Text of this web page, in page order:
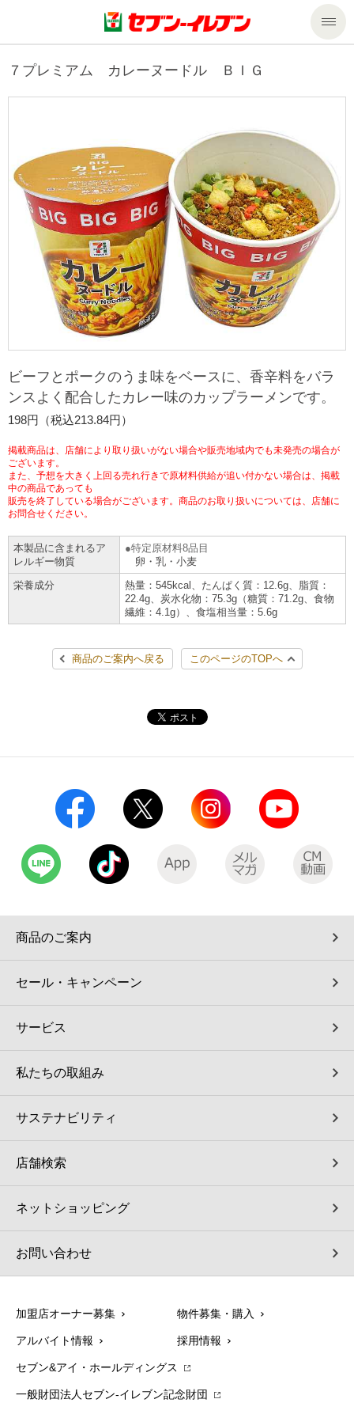
商品のご案内
今週の新商品
来週の新商品
商品カテゴリ一覧
セブンプレミアム
食の安全・安心への取組み
ギフト
プリペイドカード・金券
ニンテンドー・ダウンロードカード
サービス
サービストップ
nanacoトップ
マルチコピー機でできること
マルチコピー機でできることトップ
コピー
プリント
スキャン
ファクス
チケット
便利なサービス
宅配便
切手・はがき・印紙
セブン銀行ATM
ご利用可能なお支払い方法
各種料金のお支払い
自転車シェアリング（店舗限定）
モバイルバッテリーシェアリング（店舗限定）
チケットサービス
セブンチケット
チケットぴあ
イープラス
CNプレイガイド
セブン‐イレブンでお受取り
タワーレコード
セブンネットショッピング
停電時のサービス停止のお知らせ
企業情報
企業情報トップ
ニュースリリース
ごあいさつ
企業理念
会社概要
貸借対照表・損益計算書
沿革
国内店舗数
セブン-イレブンの歴史
私たちの取組み
サステナビリティ
サステナビリティトップ
セブン＆アイ・ホールディングスの重点課題
サステナビリティ活動基本方針
サステナビリティ推進体制
GREEN CHALLENGE 2050
4VISIONS
サステナビリティニュース
サステナビリティレポート
加盟店オーナー募集 物件募集・購入
店舗検索
ネットショッピング
お問い合わせ
Language
English (Corporate)
English (Services)
한국어(서비스)
７プレミアム カレーヌードル ＢＩＧ
ビーフとポークのうま味をベースに、香辛料をバラ
ンスよく配合したカレー味のカップラーメンです。
198円（税込213.84円）
掲載商品は、店舗により取り扱いがない場合や販売地域内でも未発売の場合が
ございます。
また、予想を大きく上回る売れ行きで原材料供給が追い付かない場合は、掲載
中の商品であっても
販売を終了している場合がございます。商品のお取り扱いについては、店舗に
お問合せください。
本製品に含まれるア
レルギー物質
特定原材料8品目
卵・乳・小麦
栄養成分
熱量：545kcal、たんぱく質：12.6g、脂質：
22.4g、炭水化物：75.3g（糖質：71.2g、食物
繊維：4.1g）、食塩相当量：5.6g
商品のご案内へ戻る このページのTOPへ
商品のご案内
セール・キャンペーン
サービス
私たちの取組み
サステナビリティ
店舗検索
ネットショッピング
お問い合わせ
加盟店オーナー募集 物件募集・購入
アルバイト情報 採用情報
セブン&アイ・ホールディングス
一般財団法人セブン-イレブン記念財団